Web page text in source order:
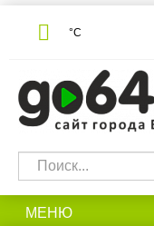
°С
МЕНЮ